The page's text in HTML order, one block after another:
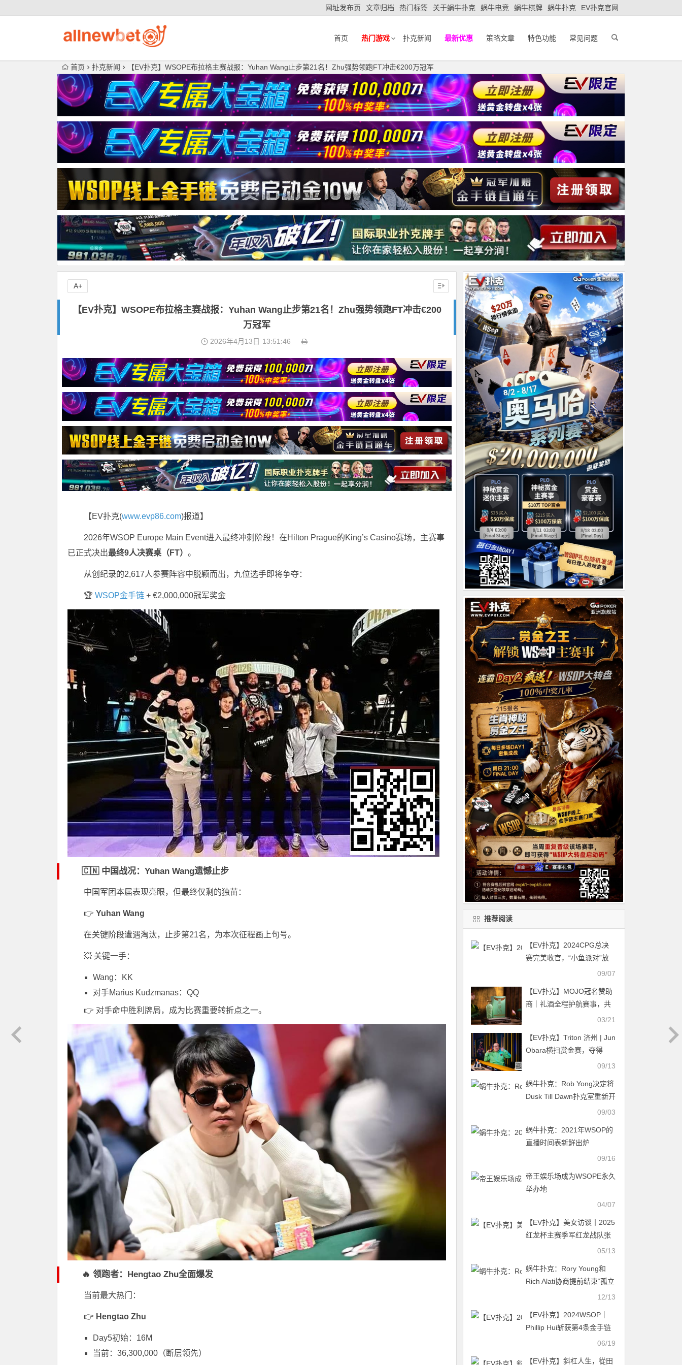
网址发布页 文章归档 热门标签 关于蜗牛扑克 蜗牛电竞 蜗牛棋牌 蜗牛扑克 EV扑克官网
首页 热门游戏 扑克新闻 最新优惠 策略文章 特色功能 常见问题
首页 扑克新闻 【EV扑克】WSOPE布拉格主赛战报：Yuhan Wang止步第21名！Zhu强势领跑FT冲击€200万冠军
【EV扑克】WSOPE布拉格主赛战报：Yuhan Wang止步第21名！Zhu强势领跑FT冲击€200
万冠军
2026年4月13日 13:51:46
【EV扑克(www.evp86.com)报道】
2026年WSOP Europe Main Event进入最终冲刺阶段！在Hilton Prague的King’s Casino赛场，主赛事
已正式决出最终9人决赛桌（FT） 。
从创纪录的2,617人参赛阵容中脱颖而出，九位选手即将争夺：
🏆 WSOP金手链 + €2,000,000冠军奖金
🇨🇳 中国战况：Yuhan Wang遗憾止步
中国军团本届表现亮眼，但最终仅剩的独苗：
👉 Yuhan Wang
在关键阶段遭遇淘汰，止步第21名，为本次征程画上句号。
💥 关键一手：
Wang：KK
对手Marius Kudzmanas：QQ
👉 对手命中胜利牌局，成为比赛重要转折点之一。
🔥 领跑者：Hengtao Zhu全面爆发
当前最大热门：
👉 Hengtao Zhu
Day5初始：16M
当前：36,300,000（断层领先）
A+
推荐阅读
【EV扑克】2024CPG总决
赛完美收官，“小鱼派对”放
09/07
【EV扑克】MOJO冠名赞助
商｜礼酒全程护航赛事，共
03/21
【EV扑克】Triton 济州 | Jun
Obara横扫赏金赛，夺得
09/13
蜗牛扑克：Rob Yong决定将
Dusk Till Dawn扑克室重新开
09/03
蜗牛扑克：2021年WSOP的
直播时间表新鲜出炉
09/16
帝王娱乐场成为WSOPE永久
举办地
04/07
【EV扑克】美女访谈丨2025
红龙杯主赛季军红龙战队张
05/13
蜗牛扑克：Rory Young和
Rich Alati协商提前结束“孤立
12/13
【EV扑克】2024WSOP｜
Phillip Hui斩获第4条金手链
陈东成为赛事#41 Day1领跑
06/19
【EV扑克】斜杠人生，從田